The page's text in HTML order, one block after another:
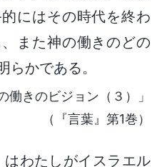
にはその時代を終わ
また神の働きのどの
らかである。
働きのビジョン（３）」
（『言葉』第1巻）
わたしがイスラエル